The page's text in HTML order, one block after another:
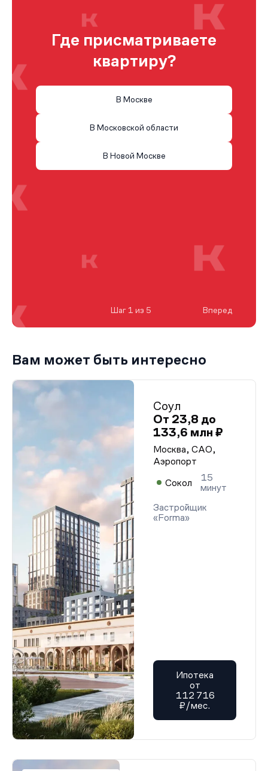
Где присматриваете
квартиру?
В Москве
В Московской области
В Новой Москве
Шаг 1 из 5 Вперед
Вам может быть интересно
Соул
От 23,8 до
133,6 млн ₽
Москва, САО,
Аэропорт
Сокол
15
минут
Застройщик
«Forma»
Ипотека
от
112 716
₽/мес.